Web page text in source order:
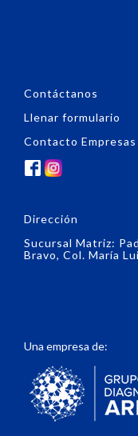
Contáctanos
Llenar formulario
Contacto Empresas
Dirección
Sucursal Matriz:
Bravo, Col. María
Una empresa de: